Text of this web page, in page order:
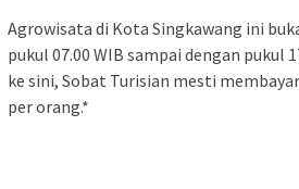
Agrowisata di Kota Singkawang ini
pukul 07.00 WIB sampai dengan pukul
ke sini, Sobat Turisian mesti
per orang.*